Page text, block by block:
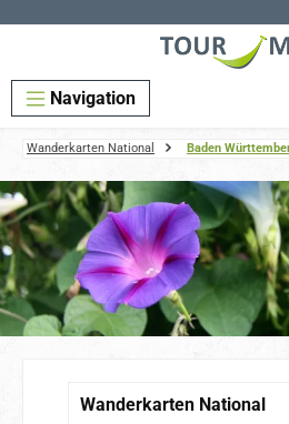
Zum Hauptinhalt springen
Navigation
Wanderkarten National Baden
Wanderkarten National